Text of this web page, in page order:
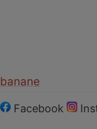
banane
Facebook